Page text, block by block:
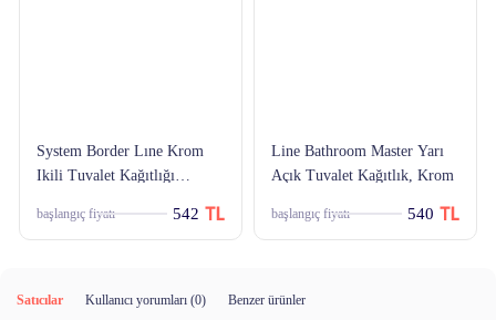
System Border Lıne Krom
Ikili Tuvalet Kağıtlığı
başlangıç fiyatı 542
Line Bathroom Master Yarı
Açık Tuvalet Kağıtlık, Krom
başlangıç fiyatı 540
Satıcılar Kullanıcı yorumları (0) Benzer ürünler